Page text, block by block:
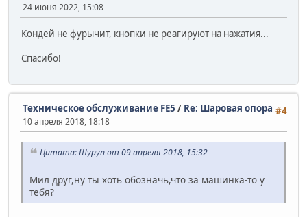
24 июня 2022, 15:08
Кондей не фурычит, кнопки не реагируют на нажатия...
Спасибо!
#4
Техническое обслуживание FE5 / Re: Шаровая опора
10 апреля 2018, 18:18
Цитата: Шуруп от 09 апреля 2018, 15:32
Мил друг,ну ты хоть обозначь,что за машинка-то у
тебя?